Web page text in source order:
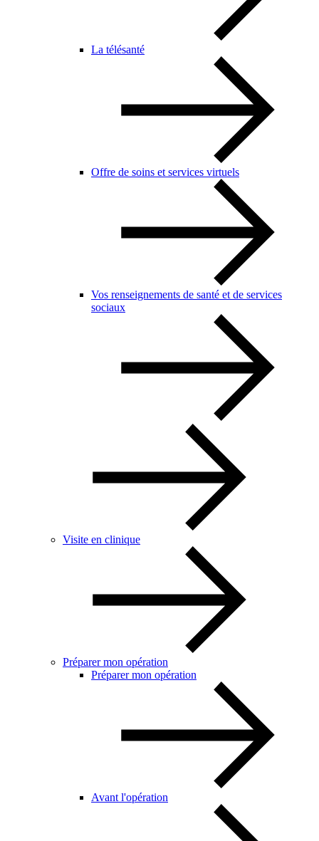
La télésanté
Offre de soins et services virtuels
Vos renseignements de santé et de services
sociaux
Visite en clinique
Préparer mon opération
Préparer mon opération
Avant l'opération